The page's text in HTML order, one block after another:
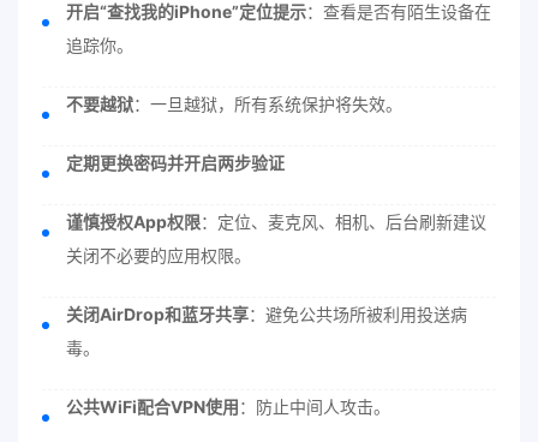
开启“查找我的iPhone”定位提示：查看是否有陌生设备在
追踪你。
不要越狱：一旦越狱，所有系统保护将失效。
定期更换密码并开启两步验证
谨慎授权App权限：定位、麦克风、相机、后台刷新建议
关闭不必要的应用权限。
关闭AirDrop和蓝牙共享：避免公共场所被利用投送病
毒。
公共WiFi配合VPN使用：防止中间人攻击。